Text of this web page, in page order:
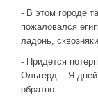
- В этом городе
пожаловался
ладонь,
- Придется
Ольгерд. - Я
обратно.